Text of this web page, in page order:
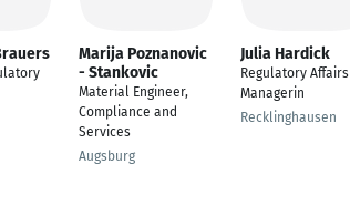
Marija Poznanovic
- Stankovic
Material Engineer,
Compliance and
Services
Augsburg
Julia Hardick
Regulatory Affairs
Managerin
Recklinghausen